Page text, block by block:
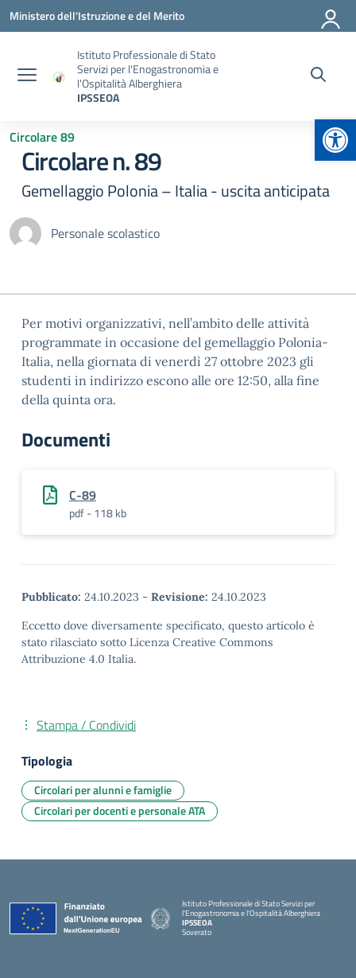
Vai ai contenuti
Vai al menu di navigazione
Vai al footer
Ministero dell'Istruzione e del Merito
Istituto Professionale di Stato
Servizi per l'Enogastronomia e
l'Ospitalità Alberghiera
IPSSEOA
Circolare 89
Circolare n. 89
Gemellaggio Polonia – Italia - uscita anticipata
Personale scolastico
Per motivi organizzativi, nell’ambito delle attività
programmate in occasione del gemellaggio Polonia-
Italia, nella giornata di venerdì 27 ottobre 2023 gli
studenti in indirizzo escono alle ore 12:50, alla fine
della quinta ora.
Documenti
C-89
pdf - 118 kb
Pubblicato: 24.10.2023 - Revisione: 24.10.2023
Eccetto dove diversamente specificato, questo articolo è
stato rilasciato sotto Licenza Creative Commons
Attribuzione 4.0 Italia.
Stampa / Condividi
Tipologia
Circolari per alunni e famiglie
Circolari per docenti e personale ATA
Istituto Professionale di Stato Servizi per
l'Enogastronomia e l'Ospitalità Alberghiera
IPSSEOA
Soverato